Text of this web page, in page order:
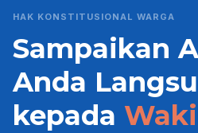
HAK KONSTITUSIONAL WARGA
Sampaikan
Anda
kepada